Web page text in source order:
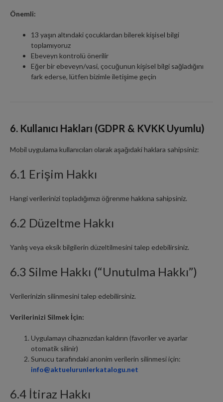
Önemli:
13 yaşın altındaki çocuklardan bilerek kişisel bilgi
toplamıyoruz
Ebeveyn kontrolü önerilir
Eğer bir ebeveyn/vasi, çocuğunun kişisel bilgi sağladığını
fark ederse, lütfen bizimle iletişime geçin
6. Kullanıcı Hakları (GDPR & KVKK Uyumlu)
Mobil uygulama kullanıcıları olarak aşağıdaki haklara sahipsiniz:
6.1 Erişim Hakkı
Hangi verilerinizi topladığımızı öğrenme hakkına sahipsiniz.
6.2 Düzeltme Hakkı
Yanlış veya eksik bilgilerin düzeltilmesini talep edebilirsiniz.
6.3 Silme Hakkı (“Unutulma Hakkı”)
Verilerinizin silinmesini talep edebilirsiniz.
Verilerinizi Silmek İçin:
Uygulamayı cihazınızdan kaldırın (favoriler ve ayarlar
otomatik silinir)
Sunucu tarafındaki anonim verilerin silinmesi için:
info@aktuelurunlerkatalogu.net
6.4 İtiraz Hakkı